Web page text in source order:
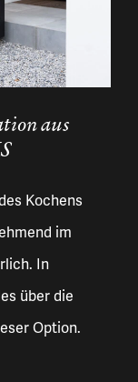
aus
Kochens
im
In
über die
Option.